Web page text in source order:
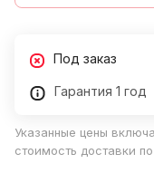
Под заказ
Гарантия 1 год
Указанные цены
стоимость доставки